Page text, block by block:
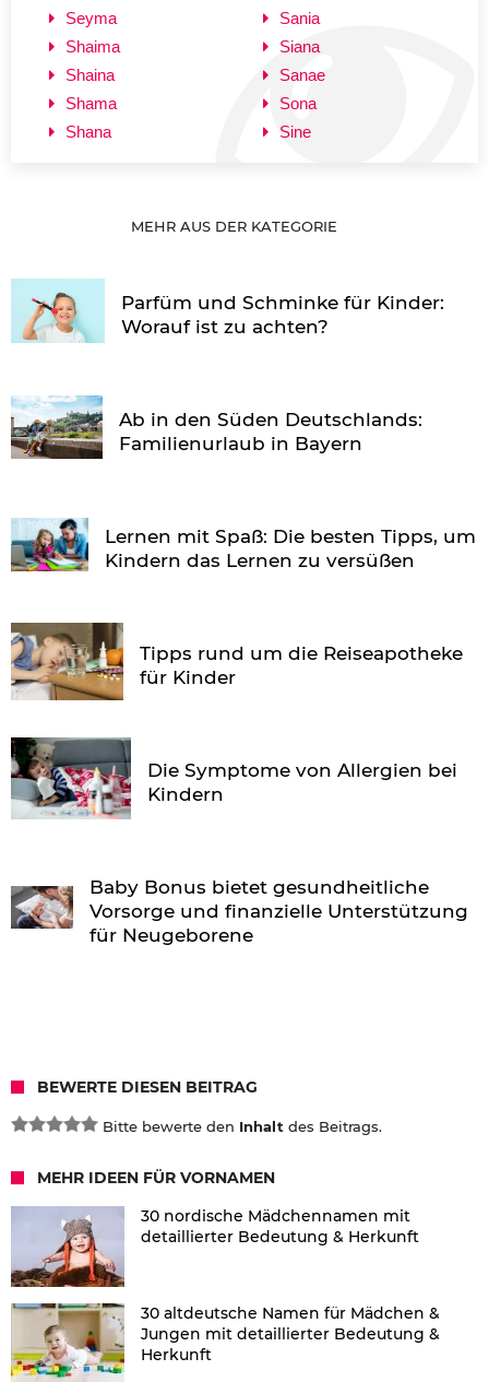
Seyma
Shaima
Shaina
Shama
Shana
Sania
Siana
Sanae
Sona
Sine
MEHR AUS DER KATEGORIE
Parfüm und Schminke für Kinder:
Worauf ist zu achten?
Ab in den Süden Deutschlands:
Familienurlaub in Bayern
Lernen mit Spaß: Die besten Tipps, um
Kindern das Lernen zu versüßen
Tipps rund um die Reiseapotheke
für Kinder
Die Symptome von Allergien bei
Kindern
Baby Bonus bietet gesundheitliche
Vorsorge und finanzielle Unterstützung
für Neugeborene
BEWERTE DIESEN BEITRAG
Bitte bewerte den Inhalt des Beitrags.
MEHR IDEEN FÜR VORNAMEN
30 nordische Mädchennamen mit
detaillierter Bedeutung & Herkunft
30 altdeutsche Namen für Mädchen &
Jungen mit detaillierter Bedeutung &
Herkunft